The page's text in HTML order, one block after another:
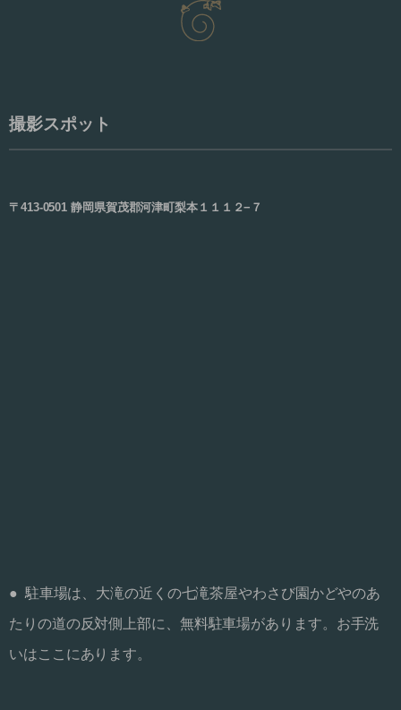
撮影スポット
〒413-0501 静岡県賀茂郡河津町梨本１１１２−７
● 駐車場は、大滝の近くの七滝茶屋やわさび園かどやのあ
たりの道の反対側上部に、無料駐車場があります。お手洗
いはここにあります。